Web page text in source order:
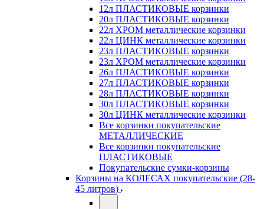
12л ПЛАСТИКОВЫЕ корзинки
20л ПЛАСТИКОВЫЕ корзинки
22л ХРОМ металлические корзинки
22л ЦИНК металлические корзинки
23л ПЛАСТИКОВЫЕ корзинки
23л ХРОМ металлические корзинки
26л ПЛАСТИКОВЫЕ корзинки
27л ПЛАСТИКОВЫЕ корзинки
28л ПЛАСТИКОВЫЕ корзинки
30л ПЛАСТИКОВЫЕ корзинки
30л ЦИНК металлические корзинки
Все корзинки покупательские
МЕТАЛЛИЧЕСКИЕ
Все корзинки покупательские
ПЛАСТИКОВЫЕ
Покупательские сумки-корзины
Корзины на КОЛЕСАХ покупательские (28-
45 литров)